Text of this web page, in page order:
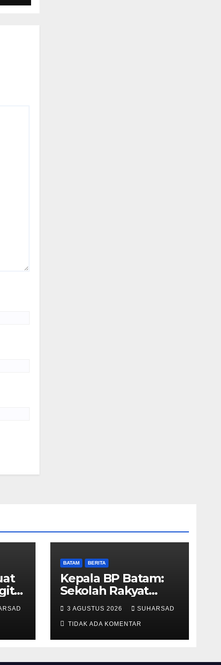
BATAM BERITA
Kepala BP Batam:
Sekolah Rakyat
Merah Putih
Prioritaskan
Pendidikan Anak
Keluarga
3 AGUSTUS 2026 SUHARSAD
TIDAK ADA KOMENTAR